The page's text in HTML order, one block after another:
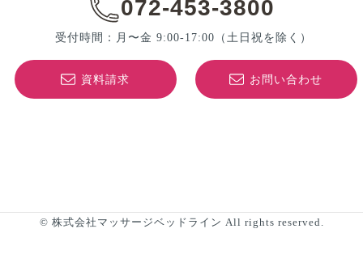
072-453-3800
受付時間：月〜金 9:00-17:00 （土日祝を除く）
資料請求 お問い合わせ
© 株式会社マッサージベッドライン All rights reserved.